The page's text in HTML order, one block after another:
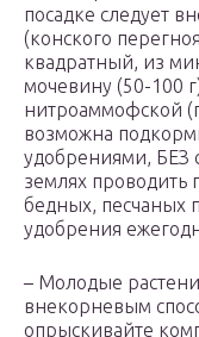
посадке следует
(конского
квадратный, из
мочевину (50-100
нитроаммофской
возможна
удобрениями, БЕЗ
землях проводить
бедных, песчаных
удобрения
– Молодые
внекорневым
опрыскивайте